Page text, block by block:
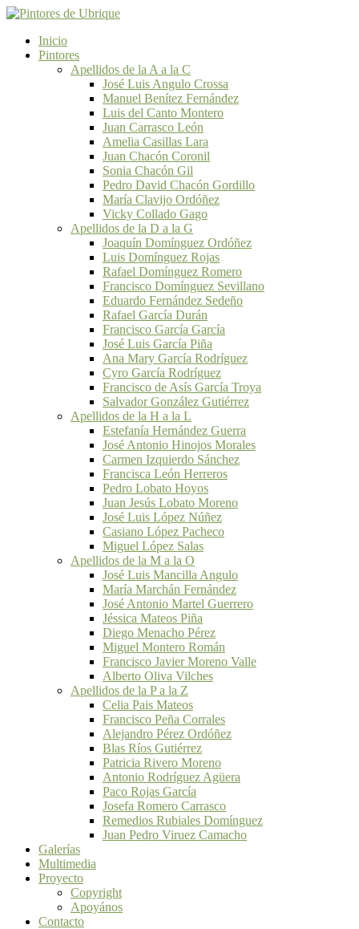
Inicio
Pintores
Apellidos de la A a la C
José Luis Angulo Crossa
Manuel Benítez Fernández
Luis del Canto Montero
Juan Carrasco León
Amelia Casillas Lara
Juan Chacón Coronil
Sonia Chacón Gil
Pedro David Chacón Gordillo
María Clavijo Ordóñez
Vicky Collado Gago
Apellidos de la D a la G
Joaquín Domínguez Ordóñez
Luis Domínguez Rojas
Rafael Domínguez Romero
Francisco Domínguez Sevillano
Eduardo Fernández Sedeño
Rafael García Durán
Francisco García García
José Luis García Piña
Ana Mary García Rodríguez
Cyro García Rodríguez
Francisco de Asís García Troya
Salvador González Gutiérrez
Apellidos de la H a la L
Estefanía Hernández Guerra
José Antonio Hinojos Morales
Carmen Izquierdo Sánchez
Francisca León Herreros
Pedro Lobato Hoyos
Juan Jesús Lobato Moreno
José Luis López Núñez
Casiano López Pacheco
Miguel López Salas
Apellidos de la M a la O
José Luis Mancilla Angulo
María Marchán Fernández
José Antonio Martel Guerrero
Jéssica Mateos Piña
Diego Menacho Pérez
Miguel Montero Román
Francisco Javier Moreno Valle
Alberto Oliva Vilches
Apellidos de la P a la Z
Celia Pais Mateos
Francisco Peña Corrales
Alejandro Pérez Ordóñez
Blas Ríos Gutiérrez
Patricia Rivero Moreno
Antonio Rodríguez Agüera
Paco Rojas García
Josefa Romero Carrasco
Remedios Rubiales Domínguez
Juan Pedro Viruez Camacho
Galerías
Multimedia
Proyecto
Copyright
Apoyános
Contacto